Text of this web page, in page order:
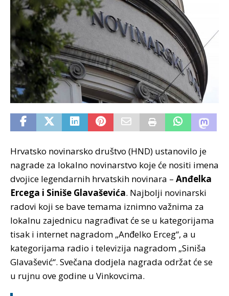
Hrvatsko novinarsko društvo (HND) ustanovilo je
nagrade za lokalno novinarstvo koje će nositi imena
dvojice legendarnih hrvatskih novinara – Anđelka
Ercega i Siniše Glavaševića. Najbolji novinarski
radovi koji se bave temama iznimno važnima za
lokalnu zajednicu nagrađivat će se u kategorijama
tisak i internet nagradom „Anđelko Erceg“, a u
kategorijama radio i televizija nagradom „Siniša
Glavašević“. Svečana dodjela nagrada održat će se
u rujnu ove godine u Vinkovcima.